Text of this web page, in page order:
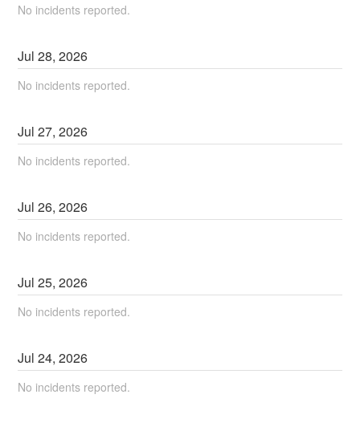
No incidents reported.
Jul28,2026
No incidents reported.
Jul27,2026
No incidents reported.
Jul26,2026
No incidents reported.
Jul25,2026
No incidents reported.
Jul24,2026
No incidents reported.